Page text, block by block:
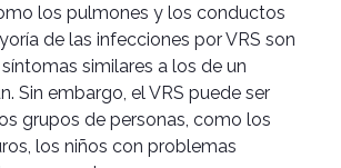
los pulmones y los conductos
de las infecciones por VRS son
similares a los de un
Sin embargo, el VRS puede ser
grupos de personas, como los
los niños con problemas